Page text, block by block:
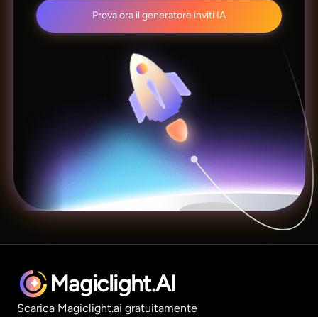
Prova ora il generatore inviti IA
Magiclight.AI
Scarica Magiclight.ai gratuitamente